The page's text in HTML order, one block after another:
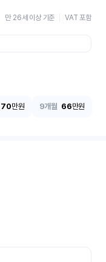
만 26세 이상 기준 VAT 포함
70만원 9개월 66만원